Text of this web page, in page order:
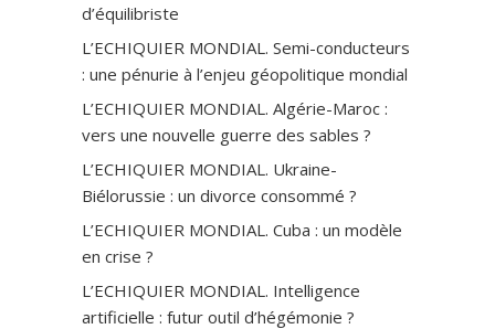
d’équilibriste
L’ECHIQUIER MONDIAL. Semi-conducteurs
: une pénurie à l’enjeu géopolitique mondial
L’ECHIQUIER MONDIAL. Algérie-Maroc :
vers une nouvelle guerre des sables ?
L’ECHIQUIER MONDIAL. Ukraine-
Biélorussie : un divorce consommé ?
L’ECHIQUIER MONDIAL. Cuba : un modèle
en crise ?
L’ECHIQUIER MONDIAL. Intelligence
artificielle : futur outil d’hégémonie ?